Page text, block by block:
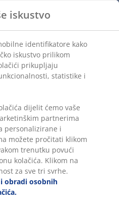
za sve proizvode
po vašem izboru
vrtnom teglom za
i elegantno izložiti svoje
može napraviti kako bi se
Ø53xV41 cm